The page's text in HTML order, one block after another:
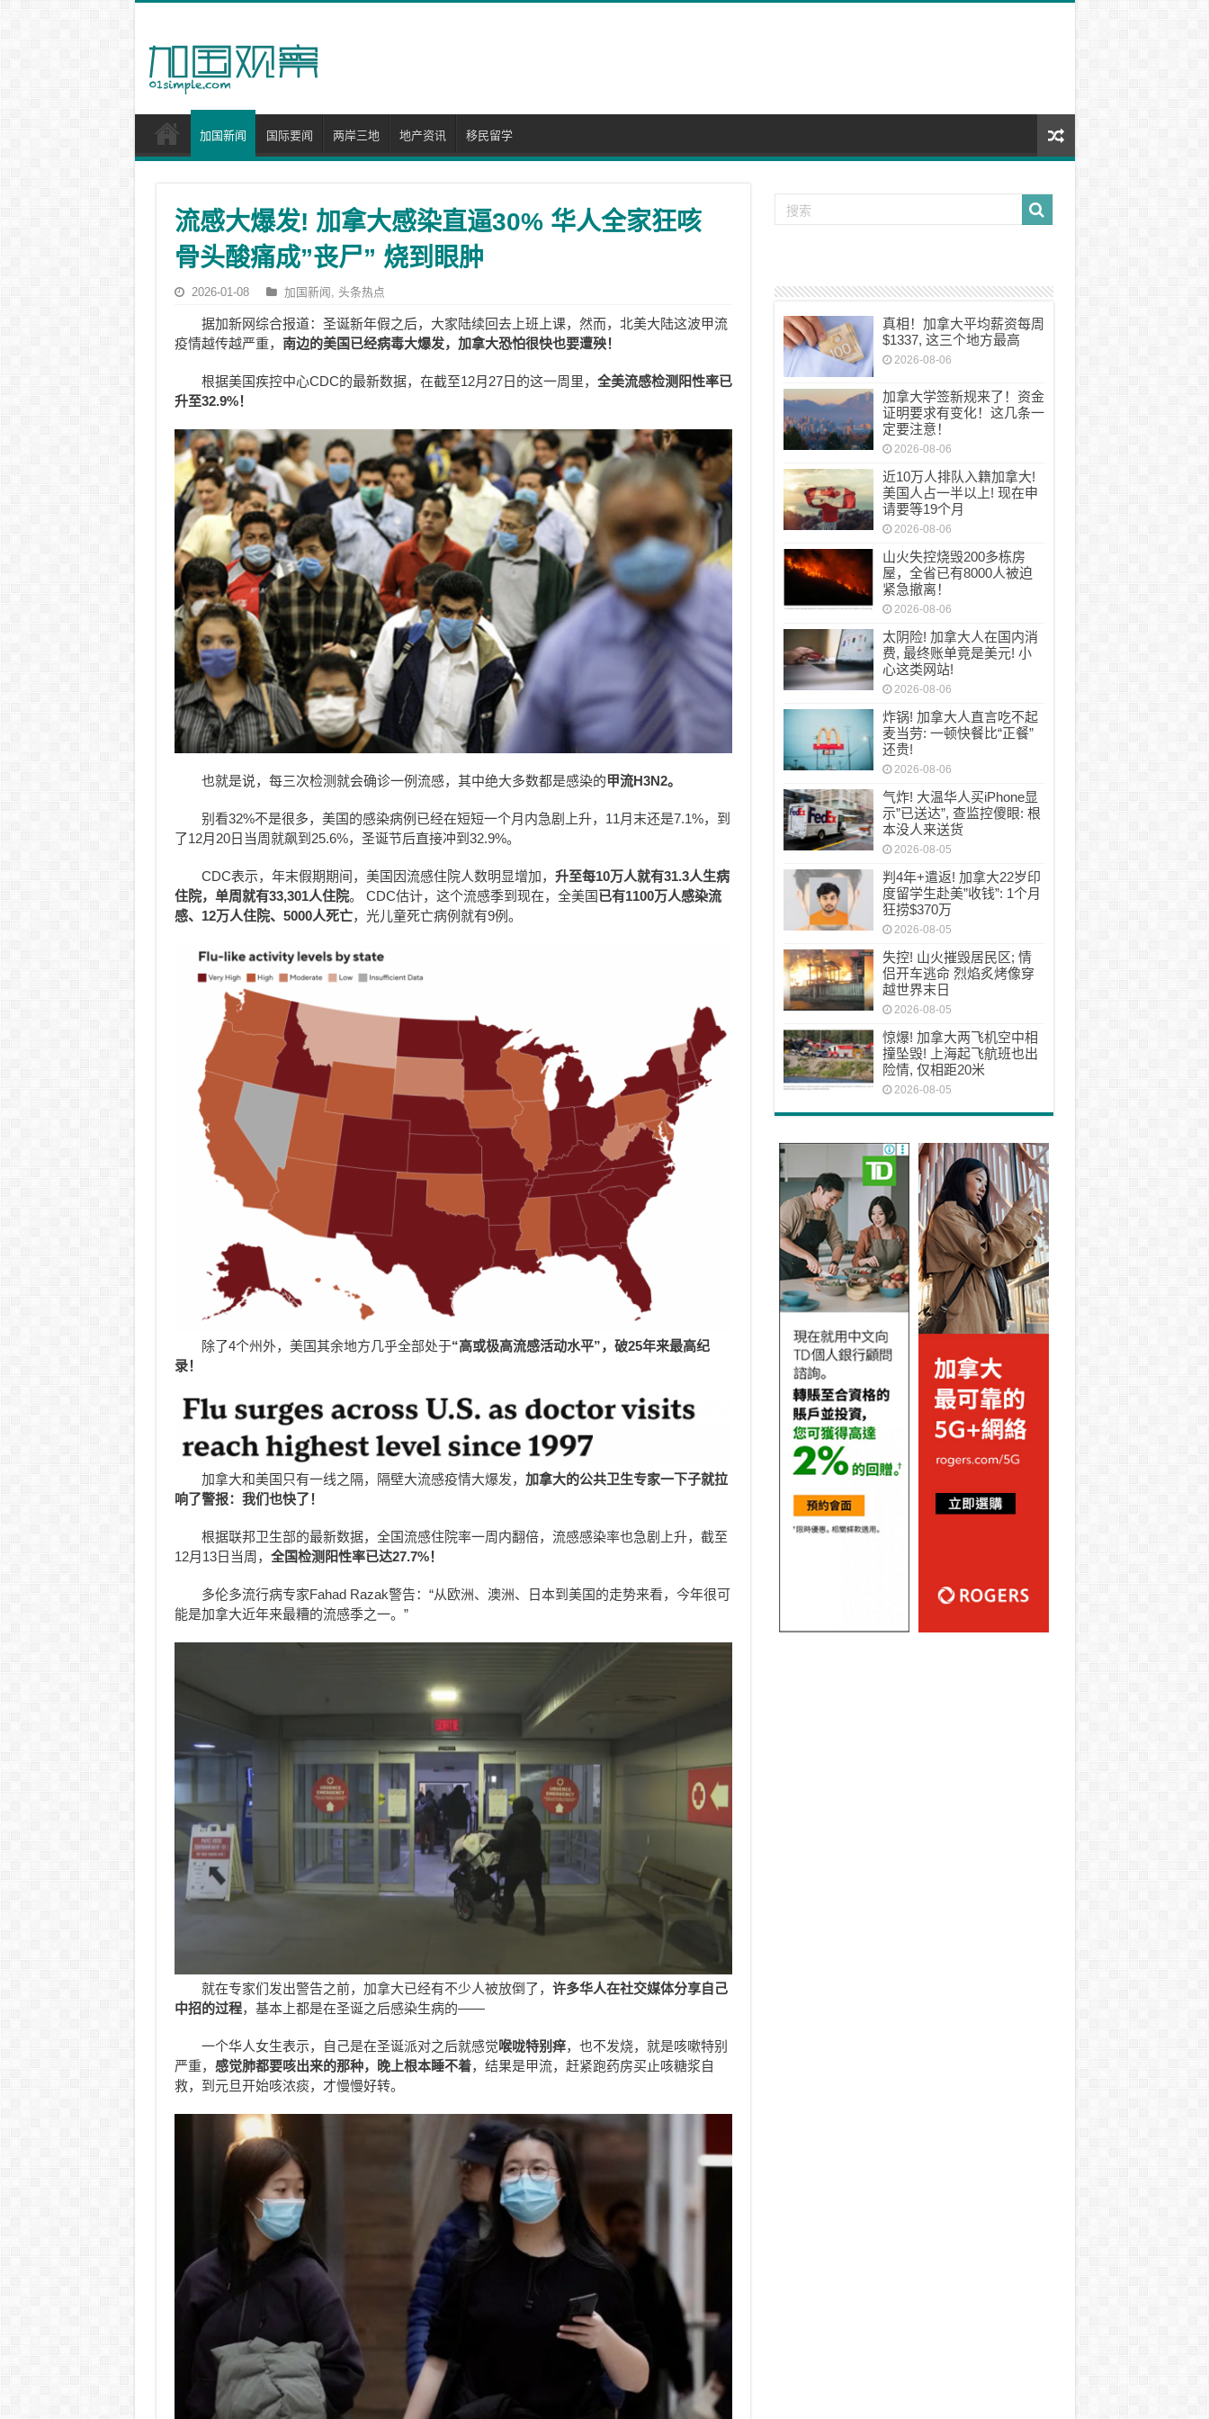
加国新闻 国际要闻 两岸三地 地产资讯 移民留学
流感大爆发! 加拿大感染直逼30% 华人全家狂咳
骨头酸痛成”丧尸” 烧到眼肿
2026-01-08 加国新闻 , 头条热点
据加新网综合报道：圣诞新年假之后，大家陆续回去上班上课，然而，北美大陆这波甲流
疫情越传越严重， 南边的美国已经病毒大爆发，加拿大恐怕很快也要遭殃！
根据美国疾控中心CDC的最新数据，在截至12月27日的这一周里， 全美流感检测阳性率已
升至32.9%！
也就是说，每三次检测就会确诊一例流感，其中绝大多数都是感染的甲流H3N2。
别看32%不是很多，美国的感染病例已经在短短一个月内急剧上升，11月末还是7.1%，到
了12月20日当周就飙到25.6%，圣诞节后直接冲到32.9%。
CDC表示，年末假期期间，美国因流感住院人数明显增加， 升至每10万人就有31.3人生病
住院，单周就有33,301人住院。 CDC估计，这个流感季到现在，全美国已有1100万人感染流
感、12万人住院、5000人死亡，光儿童死亡病例就有9例。
除了4个州外，美国其余地方几乎全部处于“高或极高流感活动水平”，破25年来最高纪
录！
加拿大和美国只有一线之隔，隔壁大流感疫情大爆发， 加拿大的公共卫生专家一下子就拉
响了警报：我们也快了！
根据联邦卫生部的最新数据，全国流感住院率一周内翻倍，流感感染率也急剧上升，截至
12月13日当周， 全国检测阳性率已达27.7%！
多伦多流行病专家Fahad Razak警告：“从欧洲、澳洲、日本到美国的走势来看，今年很可
能是加拿大近年来最糟的流感季之一。”
就在专家们发出警告之前，加拿大已经有不少人被放倒了， 许多华人在社交媒体分享自己
中招的过程，基本上都是在圣诞之后感染生病的——
一个华人女生表示，自己是在圣诞派对之后就感觉喉咙特别痒，也不发烧，就是咳嗽特别
严重， 感觉肺都要咳出来的那种，晚上根本睡不着，结果是甲流，赶紧跑药房买止咳糖浆自
救，到元旦开始咳浓痰，才慢慢好转。
真相！加拿大平均薪资每周
$1337, 这三个地方最高
2026-08-06
加拿大学签新规来了！资金
证明要求有变化！这几条一
定要注意！
2026-08-06
近10万人排队入籍加拿大!
美国人占一半以上! 现在申
请要等19个月
2026-08-06
山火失控烧毁200多栋房
屋，全省已有8000人被迫
紧急撤离！
2026-08-06
太阴险! 加拿大人在国内消
费, 最终账单竟是美元! 小
心这类网站!
2026-08-06
炸锅! 加拿大人直言吃不起
麦当劳: 一顿快餐比“正餐”
还贵!
2026-08-06
气炸! 大温华人买iPhone显
示”已送达”, 查监控傻眼: 根
本没人来送货
2026-08-05
判4年+遣返! 加拿大22岁印
度留学生赴美”收钱”: 1个月
狂捞$370万
2026-08-05
失控! 山火摧毁居民区; 情
侣开车逃命 烈焰炙烤像穿
越世界末日
2026-08-05
惊爆! 加拿大两飞机空中相
撞坠毁! 上海起飞航班也出
险情, 仅相距20米
2026-08-05